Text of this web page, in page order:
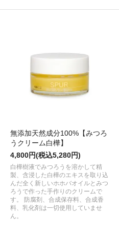
無添加天然成分100%【みつろ
うクリーム白樺】
4,800円(税込5,280円)
白樺樹液でみつろうを溶かして精
製、含浸した白樺のエキスを取り込
んだ全く新しいホホバオイルとみつ
ろうで作った手作りのクリームで
す。 防腐剤、合成保存料、合成香
料、乳化剤は一切使用していませ
ん。